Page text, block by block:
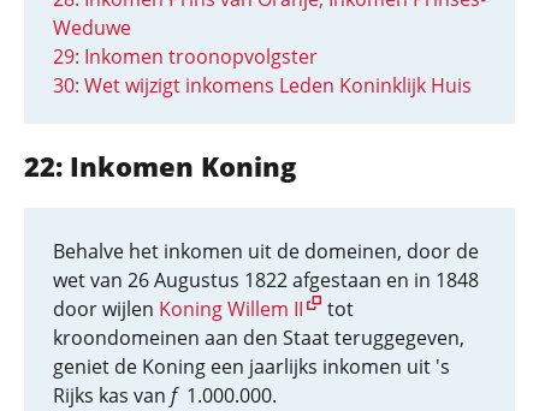
Weduwe
29: Inkomen troonopvolgster
30: Wet wijzigt inkomens Leden Koninklijk Huis
22: Inkomen Koning
Behalve het inkomen uit de domeinen, door de
wet van 26 Augustus 1822 afgestaan en in 1848
door wijlen Koning Willem II
tot
kroondomeinen aan den Staat teruggegeven,
geniet de Koning een jaarlijks inkomen uit 's
Rijks kas van f1.000.000.